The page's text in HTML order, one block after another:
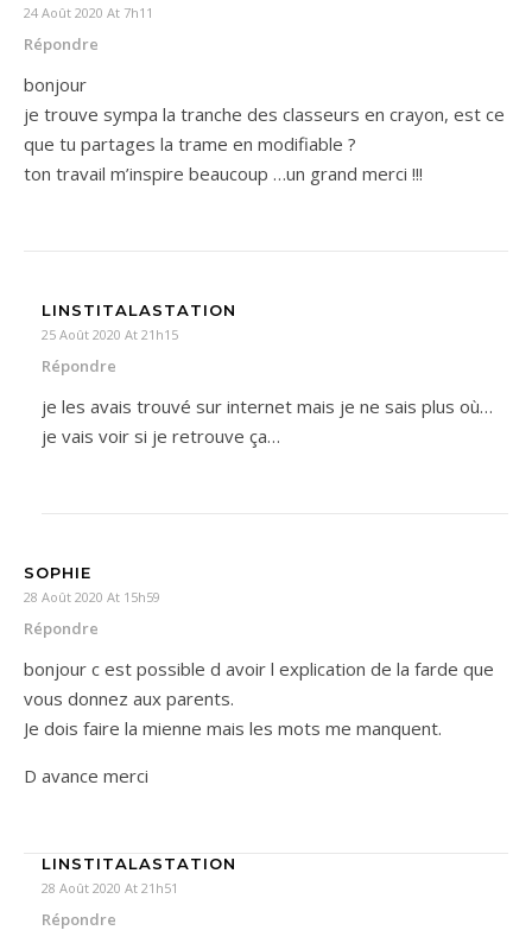
24 Août 2020 At 7h11
Répondre
bonjour
je trouve sympa la tranche des classeurs en crayon, est ce
que tu partages la trame en modifiable ?
ton travail m’inspire beaucoup …un grand merci !!!
LINSTITALASTATION
25 Août 2020 At 21h15
Répondre
je les avais trouvé sur internet mais je ne sais plus où…
je vais voir si je retrouve ça…
SOPHIE
28 Août 2020 At 15h59
Répondre
bonjour c est possible d avoir l explication de la farde que
vous donnez aux parents.
Je dois faire la mienne mais les mots me manquent.
D avance merci
LINSTITALASTATION
28 Août 2020 At 21h51
Répondre